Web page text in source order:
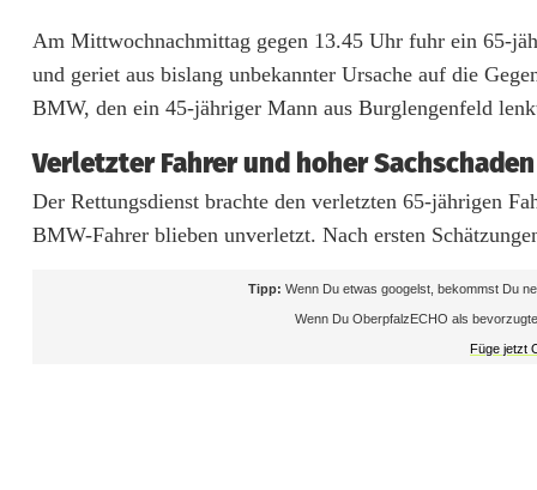
F
a
r
e
Am Mittwochnachmittag gegen 13.45 Uhr fuhr ein 65-
und geriet aus bislang unbekannter Ursache auf die
BMW, den ein 45-jähriger Mann aus Burglengenfeld
Verletzter Fahrer und hoher Sachschaden
Der Rettungsdienst brachte den verletzten 65-jährigen
BMW-Fahrer blieben unverletzt. Nach ersten
Tipp: Wenn Du etwas googelst, bekommst Du
Wenn Du OberpfalzECHO als
Füge jetzt